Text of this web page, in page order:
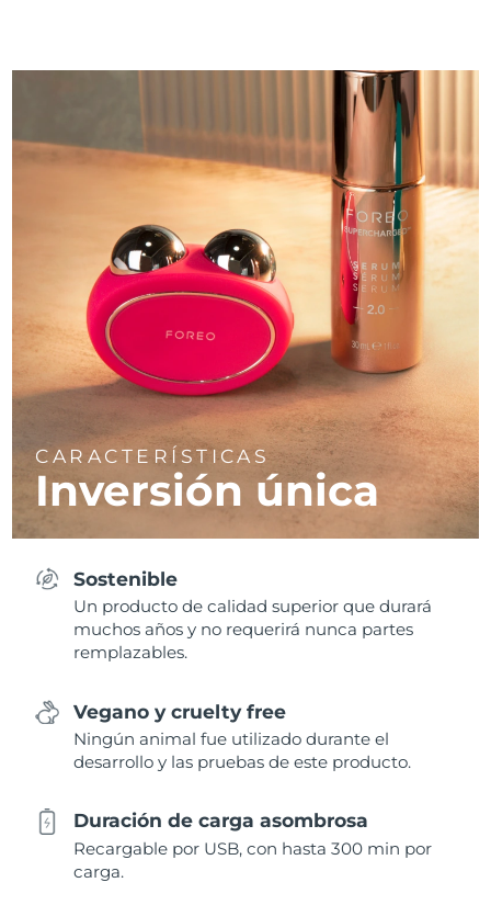
CARACTERÍSTICAS
Inversión única
Sostenible
Un producto de calidad superior que durará
muchos años y no requerirá nunca partes
remplazables.
Vegano y cruelty free
Ningún animal fue utilizado durante el
desarrollo y las pruebas de este producto.
Duración de carga asombrosa
Recargable por USB, con hasta 300 min por
carga.